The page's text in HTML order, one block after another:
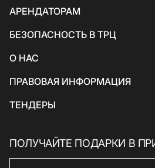
Товары для спорта и отдыха
Электроника, книги и бытовая
Товары для дома
Подарки и сувениры
АРЕНДАТОРАМ
БЕЗОПАСНОСТЬ В ТРЦ
О НАС
ПРАВОВАЯ ИНФОРМАЦИЯ
ТЕНДЕРЫ
ПОЛУЧАЙТЕ ПОДАРКИ В